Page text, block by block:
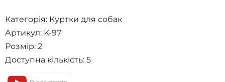
Категорія: Куртки для собак
Артикул: K-97
Розмір: 2
Доступна кількість: 5